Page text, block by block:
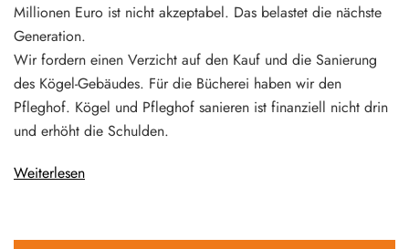
Millionen Euro ist nicht akzeptabel. Das belastet die nächste
Generation.
Wir fordern einen Verzicht auf den Kauf und die Sanierung
des Kögel-Gebäudes. Für die Bücherei haben wir den
Pfleghof. Kögel und Pfleghof sanieren ist finanziell nicht drin
und erhöht die Schulden.
Weiterlesen